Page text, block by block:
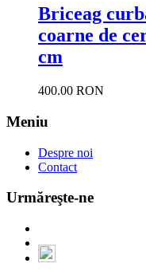
Briceag
coarne de
cm
400.00 RON
Meniu
Despre noi
Contact
Urmăreşte-ne